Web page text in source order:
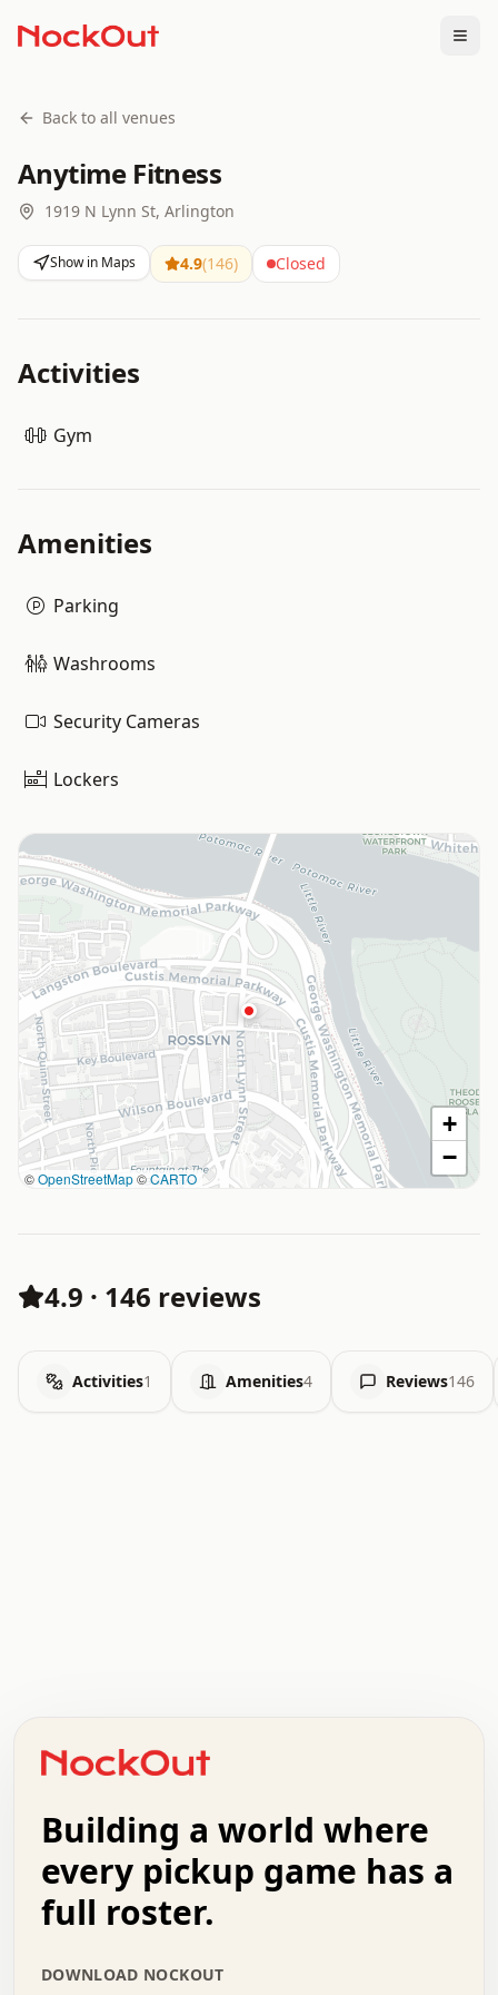
Back to all venues
Anytime Fitness
1919 N Lynn St, Arlington
Show in Maps 4.9(146) Closed
Activities
Gym
Amenities
Parking
Washrooms
Security Cameras
Lockers
©OpenStreetMap©CARTO
+
−
4.9 · 146 reviews
Activities1 Amenities4 Reviews146
+   .   .   .   .   .   .   .   .   .   +   .   .
.   .   .   .   .   .   .   .   .   .   .   :   .
.   .   .   .   +   .   .   .   .   .   .   .   +
.   :   .   .   .   .   .   .   .   .   o   .   .
.   .   x   .   .   .   .   .   .   :   .   .   o
.   .   .   .   :   .   .   .   .   o   .   .   .
.   .   .   .   .   .   .   :   .   .   .   .   .
Building a world where
every pickup game has a
full roster.
DOWNLOAD NOCKOUT